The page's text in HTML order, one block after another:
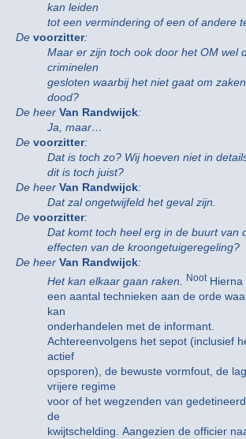
kan leiden
tot een vermindering of een of andere
De voorzitter:
Maar er zijn toch ook door het OM wel
criminelen
gesloten waarbij het niet gaat om
dood?
De heer Van Randwijck:
Ja, maar…
De voorzitter:
Dat is toch zo? Wij hoeven niet in
dit is toch juist?
De heer Van Randwijck:
Dat zal ongetwijfeld het geval zijn.
De voorzitter:
Dat komt toch heel erg in de buurt van
effecten van de kroongetuigeregeling?
De heer Van Randwijck:
Het kan elkaar gaan raken.
NootHierna
een aantal technieken aan de orde
kan
onderhandelen met de informant.
Achtereenvolgens het sepot (inclusief
actief
opsporen), de bewuste vormfout, de
vrijere regime
voor of het wegzenden van
de
kwijtschelding. Aangezien de officier